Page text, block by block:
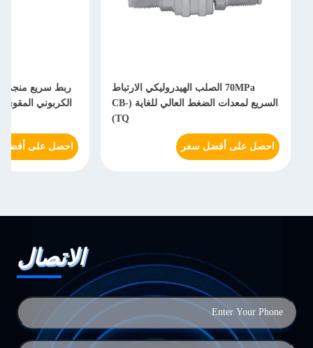
70MPa الصلب الهيدروليكي الارتباط
السريع لمعدات الضغط العالي للغاية (CB-
TQ)
احصل على أفضل سعر احصل على
الاتصال